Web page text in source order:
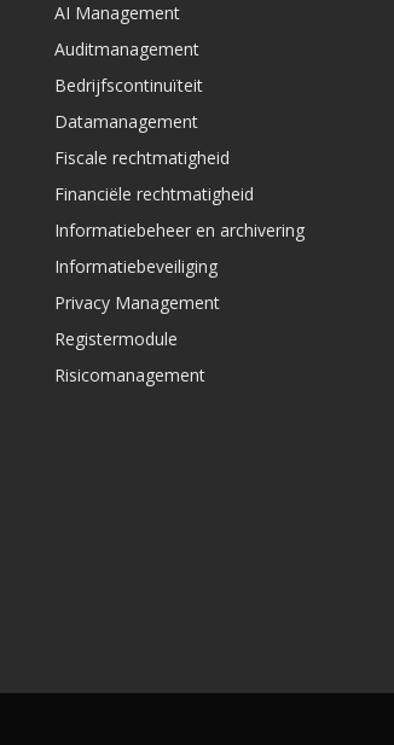
AI Management
Auditmanagement
Bedrijfscontinuïteit
Datamanagement
Fiscale rechtmatigheid
Financiële rechtmatigheid
Informatiebeheer en archivering
Informatiebeveiliging
Privacy Management
Registermodule
Risicomanagement